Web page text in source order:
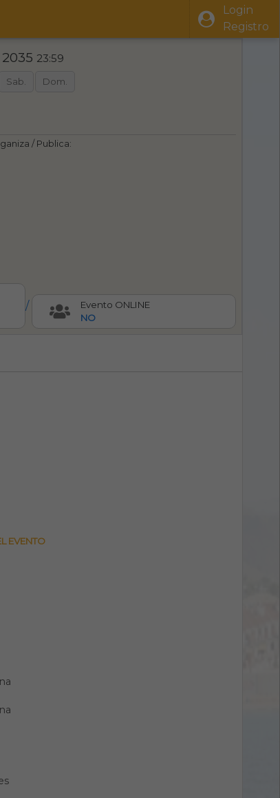
Login
Registro
2035 23:59
Sab. Dom.
/ Publica:
/
Evento ONLINE
NO
EVENTO